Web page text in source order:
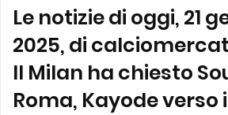
Le notizie di oggi, 21
2025, di
Il Milan ha chiesto
Roma, Kayode